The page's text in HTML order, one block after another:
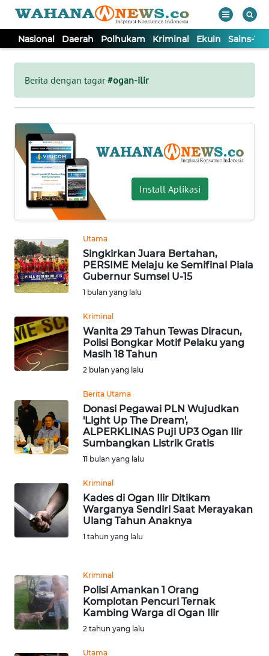
Nasional Daerah Polhukam Kriminal Ekuin Sains-
Berita dengan tagar#ogan-ilir
Install Aplikasi
Utama
Singkirkan Juara Bertahan,
PERSIME Melaju ke Semifinal Piala
Gubernur Sumsel U-15
1 bulan yang lalu
Kriminal
Wanita 29 Tahun Tewas Diracun,
Polisi Bongkar Motif Pelaku yang
Masih 18 Tahun
2 bulan yang lalu
Berita Utama
Donasi Pegawai PLN Wujudkan
'Light Up The Dream',
ALPERKLINAS Puji UP3 Ogan Ilir
Sumbangkan Listrik Gratis
11 bulan yang lalu
Kriminal
Kades di Ogan Ilir Ditikam
Warganya Sendiri Saat Merayakan
Ulang Tahun Anaknya
1 tahun yang lalu
Kriminal
Polisi Amankan 1 Orang
Komplotan Pencuri Ternak
Kambing Warga di Ogan Ilir
2 tahun yang lalu
Utama
Tutup
NASIONAL
DAERAH
POLHUKAM
KRIMINAL
EKUIN
SAINS-TEKNO
INTERNASIONAL
PENDIDIKAN
OLAHRAGA
EDITORIAL
BERITA
KONTAK
KAMI